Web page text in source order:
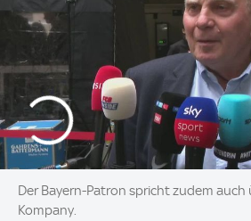
Der Bayern-Patron spricht zudem auch
Kompany.